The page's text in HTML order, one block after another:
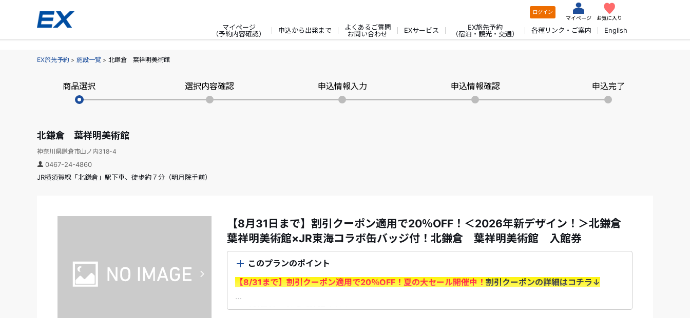
ログイン
マイページ
お気に入り
マイページ
（予約内容確認）
申込から出発まで
よくあるご質問
お問い合わせ
EXサービス
EX旅先予約
（宿泊・観光・交通）
各種リンク・ご案内 English
EX旅先予約 施設一覧 北鎌倉 葉祥明美術館
商品選択 選択内容確認 申込情報入力 申込情報確認 申込完了
北鎌倉 葉祥明美術館
神奈川県鎌倉市山ノ内318-4
0467-24-4860
JR横須賀線「北鎌倉」駅下車、徒歩約７分（明月院手前）
【8月31日まで】割引クーポン適用で20％OFF！＜2026年新デザイン！＞北鎌倉
葉祥明美術館×JR東海コラボ缶バッジ付！北鎌倉 葉祥明美術館 入館券
このプランのポイント
【8/31まで】割引クーポン適用で20％OFF！夏の大セール開催中！割引クーポンの詳細はコチラ↓
＜ご利用前に必ずご確認ください＞